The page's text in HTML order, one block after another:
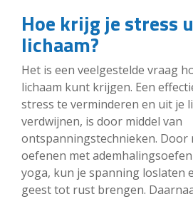
Hoe krijg je stress
lichaam?
Het is een veelgestelde vraag
lichaam kunt krijgen. Een
stress te verminderen en uit je
verdwijnen, is door middel van
ontspanningstechnieken. Door
oefenen met
yoga, kun je spanning loslaten
geest tot rust brengen.